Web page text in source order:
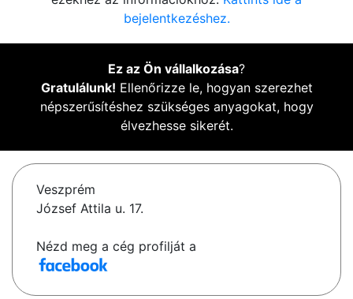
bejelentkezéshez.
Ez az Ön vállalkozása?
Gratulálunk! Ellenőrizze le, hogyan szerezhet
népszerűsítéshez szükséges anyagokat, hogy
élvezhesse sikerét.
Veszprém
József Attila u. 17.
Nézd meg a cég profilját a